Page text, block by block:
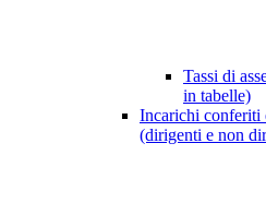
Tassi di
in tabelle)
Incarichi conferiti
(dirigenti e non